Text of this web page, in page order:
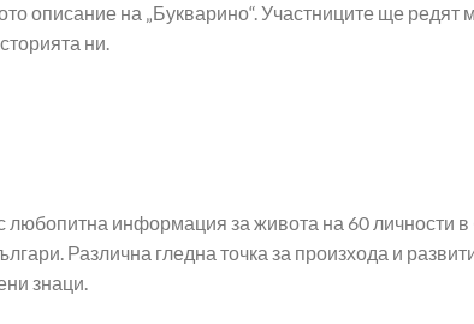
описание на „Букварино“. Участниците ще редят
ни.
любопитна информация за живота на 60 личности в
Различна гледна точка за произхода и
знаци.